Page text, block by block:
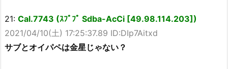
21: Cal.7743 (ｽﾌﾟﾌﾟ Sdba-AcCi [49.98.114.203])
2021/04/10(土) 17:25:37.89 ID:DIp7Aitxd
サブとオイパペは金星じゃない？